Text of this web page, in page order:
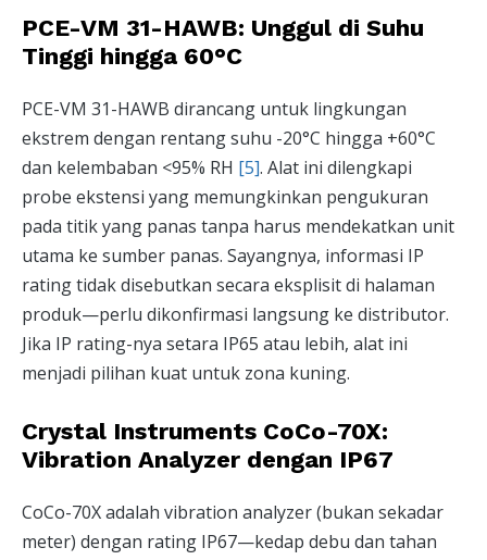
PCE-VM 31-HAWB: Unggul di Suhu
Tinggi hingga 60°C
PCE-VM 31-HAWB dirancang untuk lingkungan
ekstrem dengan rentang suhu -20°C hingga +60°C
dan kelembaban <95% RH [5]. Alat ini dilengkapi
probe ekstensi yang memungkinkan pengukuran
pada titik yang panas tanpa harus mendekatkan unit
utama ke sumber panas. Sayangnya, informasi IP
rating tidak disebutkan secara eksplisit di halaman
produk—perlu dikonfirmasi langsung ke distributor.
Jika IP rating-nya setara IP65 atau lebih, alat ini
menjadi pilihan kuat untuk zona kuning.
Crystal Instruments CoCo-70X:
Vibration Analyzer dengan IP67
CoCo-70X adalah vibration analyzer (bukan sekadar
meter) dengan rating IP67—kedap debu dan tahan